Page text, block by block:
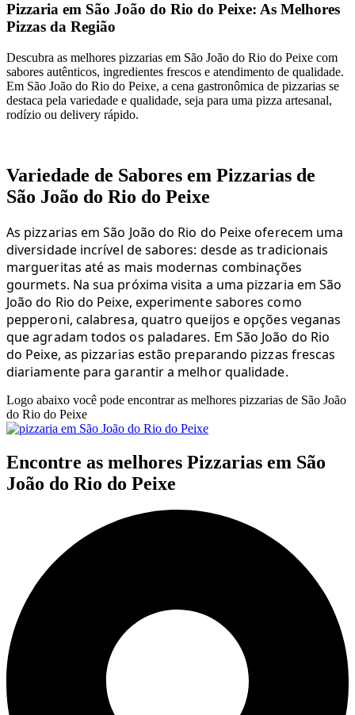
Pizzaria em São João do Rio do Peixe: As Melhores
Pizzas da Região
Descubra as melhores pizzarias em São João do Rio do Peixe com
sabores autênticos, ingredientes frescos e atendimento de qualidade.
Em São João do Rio do Peixe, a cena gastronômica de pizzarias se
destaca pela variedade e qualidade, seja para uma pizza artesanal,
rodízio ou delivery rápido.
Variedade de Sabores em Pizzarias de
São João do Rio do Peixe
As pizzarias em São João do Rio do Peixe oferecem uma
diversidade incrível de sabores: desde as tradicionais
margueritas até as mais modernas combinações
gourmets. Na sua próxima visita a uma pizzaria em São
João do Rio do Peixe, experimente sabores como
pepperoni, calabresa, quatro queijos e opções veganas
que agradam todos os paladares. Em São João do Rio
do Peixe, as pizzarias estão preparando pizzas frescas
diariamente para garantir a melhor qualidade.
Logo abaixo você pode encontrar as melhores pizzarias de São João
do Rio do Peixe
Encontre as melhores Pizzarias em São
João do Rio do Peixe